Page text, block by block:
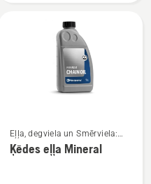
vairāk
informācijas
Eļļa, degviela un Smērviela:
Ziede
Ķēdes eļļa Mineral